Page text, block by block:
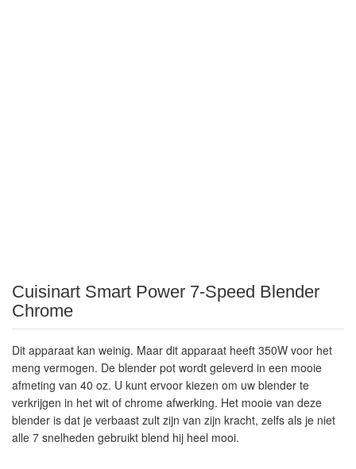
Cuisinart Smart Power 7-Speed ​​Blender
Chrome
Dit apparaat kan weinig. Maar dit apparaat heeft 350W voor het
meng vermogen. De blender pot wordt geleverd in een mooie
afmeting van 40 oz. U kunt ervoor kiezen om uw blender te
verkrijgen in het wit of chrome afwerking. Het mooie van deze
blender is dat je verbaast zult zijn van zijn kracht, zelfs als je niet
alle 7 snelheden gebruikt blend hij heel mooi.